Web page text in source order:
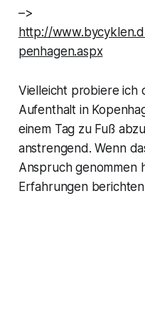
–>
http://
penhagen.aspx
Vielleicht probiere ich
Aufenthalt in
einem Tag zu Fuß
anstrengend. Wenn
Anspruch genommen
Erfahrungen